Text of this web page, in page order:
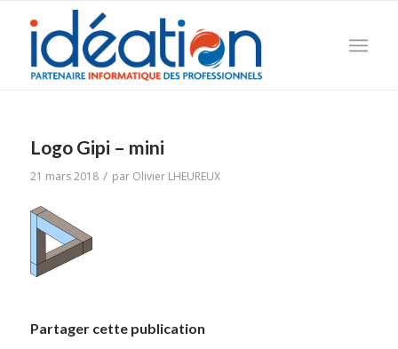
Logo Gipi – mini
21 mars 2018 / par Olivier LHEUREUX
Partager cette publication